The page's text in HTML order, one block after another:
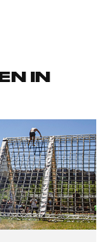
IN